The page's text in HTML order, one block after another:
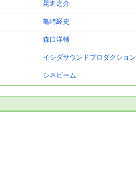
昆進之介
亀崎経史
森口洋輔
イシダサウンドプロダクション
シネビーム